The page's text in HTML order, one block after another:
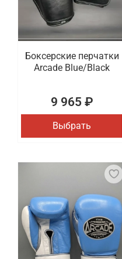
Боксерские перчатки
Arcade Blue/Black
9 965 ₽
Выбрать